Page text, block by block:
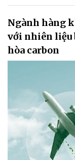
Ngành hàng
với nhiên liệu
hòa carbon